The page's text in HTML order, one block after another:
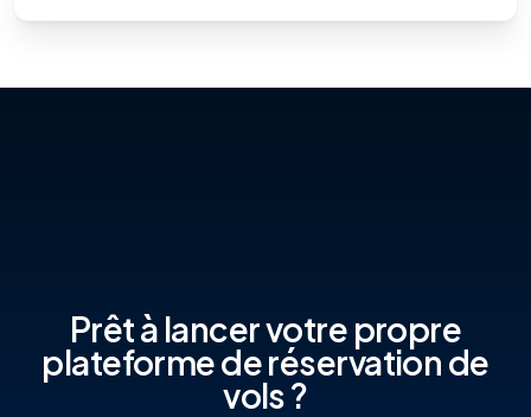
Prêt à lancer votre propre
plateforme de réservation de
vols ?